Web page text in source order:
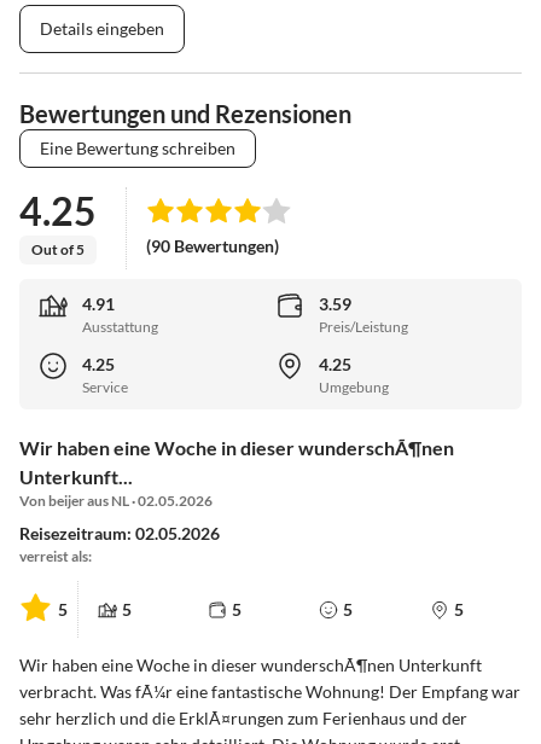
Details eingeben
Bewertungen und Rezensionen
Eine Bewertung schreiben
4.25
Out of 5 (90 Bewertungen)
4.91
Ausstattung
3.59
Preis/Leistung
4.25
Service
4.25
Umgebung
Wir haben eine Woche in dieser wunderschÃ¶nen
Unterkunft...
Von beijer aus NL · 02.05.2026
Reisezeitraum: 02.05.2026
verreist als:
5 5 5 5 5
Wir haben eine Woche in dieser wunderschÃ¶nen Unterkunft
verbracht. Was fÃ¼r eine fantastische Wohnung! Der Empfang war
sehr herzlich und die ErklÃ¤rungen zum Ferienhaus und der